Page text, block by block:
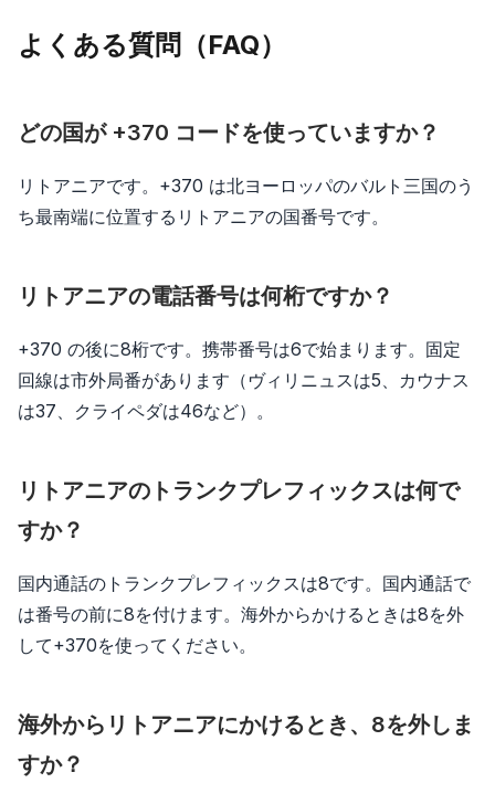
よくある質問（FAQ）
どの国が +370 コードを使っていますか？
リトアニアです。+370 は北ヨーロッパのバルト三国のう
ち最南端に位置するリトアニアの国番号です。
リトアニアの電話番号は何桁ですか？
+370 の後に8桁です。携帯番号は6で始まります。固定
回線は市外局番があります（ヴィリニュスは5、カウナス
は37、クライペダは46など）。
リトアニアのトランクプレフィックスは何で
すか？
国内通話のトランクプレフィックスは8です。国内通話で
は番号の前に8を付けます。海外からかけるときは8を外
して+370を使ってください。
海外からリトアニアにかけるとき、8を外しま
すか？